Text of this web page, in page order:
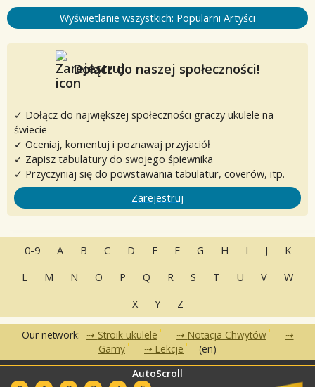
AutoScroll
Wyświetlanie wszystkich: Popularni Artyści
Dołącz do naszej społeczności!
✓ Dołącz do największej społeczności graczy ukulele na
świecie
✓ Oceniaj, komentuj i poznawaj przyjaciół
✓ Zapisz tabulatury do swojego śpiewnika
✓ Przyczyniaj się do powstawania tabulatur, coverów, itp.
Zarejestruj
0-9 A B C D E F G H I J
K
L
M N O P Q R S T U V
W
X
Y Z
Our network: Stroik ukulele
Notacja Chwytów
Gamy
Lekcje (en)
Często zadawane pytania•Kontakt